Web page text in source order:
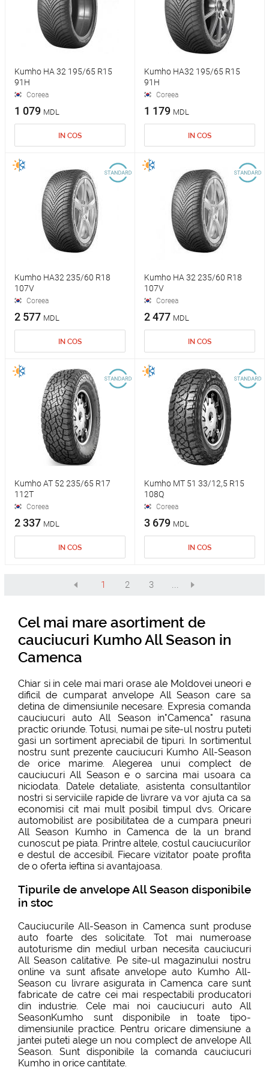
Kumho HA 32 195/65 R15
91H
Coreea
1 079 MDL
IN COS
Kumho HA32 195/65 R15
91H
Coreea
1 179 MDL
IN COS
Kumho HA32 235/60 R18
107V
Coreea
2 577 MDL
IN COS
Kumho HA 32 235/60 R18
107V
Coreea
2 477 MDL
IN COS
Kumho AT 52 235/65 R17
112T
Coreea
2 337 MDL
IN COS
Kumho MT 51 33/12,5 R15
108Q
Coreea
3 679 MDL
IN COS
1 2 3 ...
Cel mai mare asortiment de
cauciucuri Kumho All Season in
Camenca
Chiar si in cele mai mari orase ale Moldovei uneori e
dificil de cumparat anvelope All Season care sa
detina de dimensiunile necesare. Expresia comanda
cauciucuri auto All Season in"Camenca" rasuna
practic oriunde. Totusi, numai pe site-ul nostru puteti
gasi un sortiment apreciabil de tipuri. In sortimentul
nostru sunt prezente cauciucuri Kumho All-Season
de orice marime. Alegerea unui complect de
cauciucuri All Season e o sarcina mai usoara ca
niciodata. Datele detaliate, asistenta consultantilor
nostri si serviciile rapide de livrare va vor ajuta ca sa
economisi cit mai mult posibil timpul dvs. Oricare
automobilist are posibilitatea de a cumpara pneuri
All Season Kumho in Camenca de la un brand
cunoscut pe piata. Printre altele, costul cauciucurilor
e destul de accesibil. Fiecare vizitator poate profita
de o oferta ieftina si avantajoasa.
Tipurile de anvelope All Season disponibile
in stoc
Cauciucurile All-Season in Camenca sunt produse
auto foarte des solicitate. Tot mai numeroase
autoturisme din mediul urban necesita cauciucuri
All Season calitative. Pe site-ul magazinului nostru
online va sunt afisate anvelope auto Kumho All-
Season cu livrare asigurata in Camenca care sunt
fabricate de catre cei mai respectabili producatori
din industrie. Cele mai noi cauciucuri auto All
SeasonKumho sunt disponibile in toate tipo-
dimensiunile practice. Pentru oricare dimensiune a
jantei puteti alege un nou complect de anvelope All
Season. Sunt disponibile la comanda cauciucuri
Kumho in orice cantitate.